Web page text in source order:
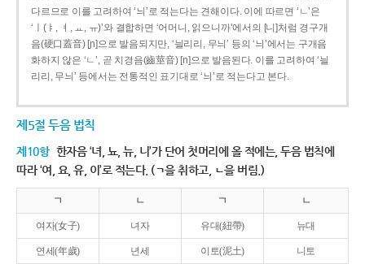
다르므로 이를 고려하여 ‘늬’로 적는다는 견해이다. 이에 따르면 ‘ㄴ’은
‘ㅣ(ㅑ, ㅕ, ㅛ, ㅠ)’와 결합하면 ‘어머니, 읽으니까’에서의 [니]처럼 경구개
음(硬口蓋音) [ɲ]으로 발음되지만, ‘늴리리, 무늬’ 등의 ‘늬’에서는 구개음
화하지 않은 ‘ㄴ’, 곧 치경음(齒莖音) [n]으로 발음된다. 이를 고려하여 ‘늴
리리, 무늬’ 등에서는 전통적인 표기대로 ‘늬’로 적는다고 본다.
제5절 두음 법칙
제10항 한자음 ‘녀, 뇨, 뉴, 니’가 단어 첫머리에 올 적에는, 두음 법칙에
따라 ‘여, 요, 유, 이’로 적는다. (ㄱ을 취하고, ㄴ을 버림.)
ㄱ ㄴ ㄱ ㄴ
여자(女子) 녀자 유대(紐帶) 뉴대
연세(年歲) 년세 이토(泥土) 니토